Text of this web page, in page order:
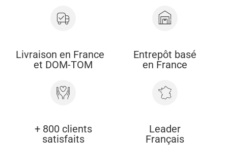
Livraison en France
et DOM-TOM
Entrepôt basé
en France
+ 800 clients
satisfaits
Leader
Français